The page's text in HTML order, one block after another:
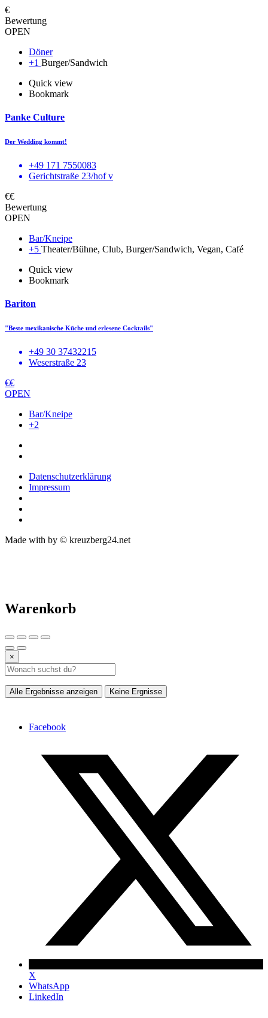
€
Bewertung
OPEN
Döner
+1 Burger/Sandwich
Quick view
Bookmark
Panke Culture
Der Wedding kommt!
+49 171 7550083
Gerichtstraße 23/hof v
€€
Bewertung
OPEN
Bar/Kneipe
+5 Theater/Bühne, Club, Burger/Sandwich, Vegan, Café
Quick view
Bookmark
Bariton
"Beste mexikanische Küche und erlesene Cocktails"
+49 30 37432215
Weserstraße 23
€€
OPEN
Bar/Kneipe
+2
Datenschutzerklärung
Impressum
Made with by © kreuzberg24.net
Warenkorb
×
Alle Ergebnisse anzeigen Keine Ergnisse
Facebook
X
WhatsApp
LinkedIn